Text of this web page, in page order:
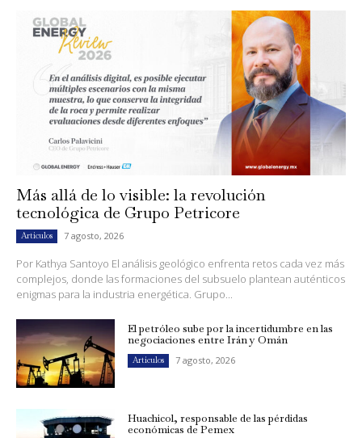
Más allá de lo visible: la revolución
tecnológica de Grupo Petricore
Artículos 7 agosto, 2026
Por Kathya Santoyo El análisis geológico enfrenta retos cada vez más
complejos, donde las formaciones del subsuelo plantean auténticos
enigmas para la industria energética. Grupo...
El petróleo sube por la incertidumbre en las
negociaciones entre Irán y Omán
Artículos 7 agosto, 2026
Huachicol, responsable de las pérdidas
económicas de Pemex